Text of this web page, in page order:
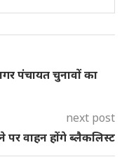
पंचायत चुनावों का
next post
पर वाहन होंगे ब्लैकलिस्ट